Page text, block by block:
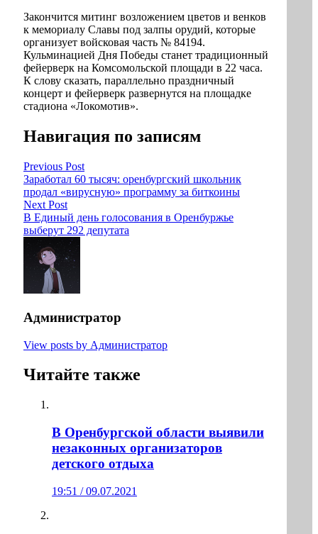
Закончится митинг возложением цветов и венков
к мемориалу Славы под залпы орудий, которые
организует войсковая часть № 84194.
Кульминацией Дня Победы станет традиционный
фейерверк на Комсомольской площади в 22 часа.
К слову сказать, параллельно праздничный
концерт и фейерверк развернутся на площадке
стадиона «Локомотив».
Навигация по записям
Previous Post
Заработал 60 тысяч: оренбургский школьник
продал «вирусную» программу за биткоины
Next Post
В Единый день голосования в Оренбуржье
выберут 292 депутата
Администратор
View posts by Администратор
Читайте также
В Оренбургской области выявили
незаконных организаторов
детского отдыха
19:51 / 09.07.2021